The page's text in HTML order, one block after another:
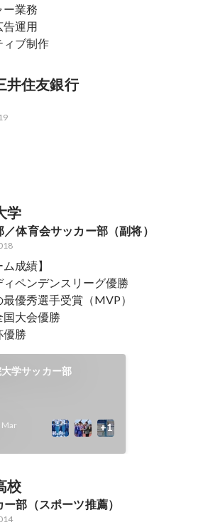
ー業務
告運用
ィブ制作
井住友銀行
学
体育会サッカー部（副将）
成績】
ィペンデンスリーグ優勝
最優秀選手受賞（MVP）
国大会優勝
優勝
学サッカー部
Mar
校
部（スポーツ推薦）